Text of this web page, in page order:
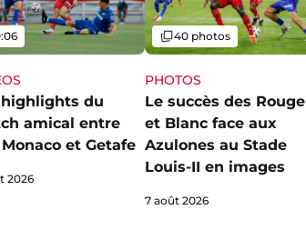
highlights du
amical entre
Monaco et Getafe
2026
PHOTOS
Le succès des Rouge
et Blanc face aux
Azulones au Stade
Louis-II en images
Galerie
40 photos
7 août 2026